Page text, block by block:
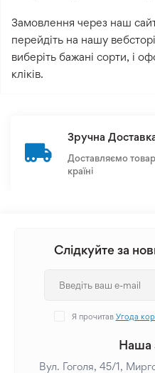
Замовлення через наш
перейдіть на нашу
виберіть бажані сорти, і
кліків.
Зручна
Доставляємо товар
країні
Слідкуйте за
Я прочитав Угода
Наша
Вул. Гоголя, 45/1,